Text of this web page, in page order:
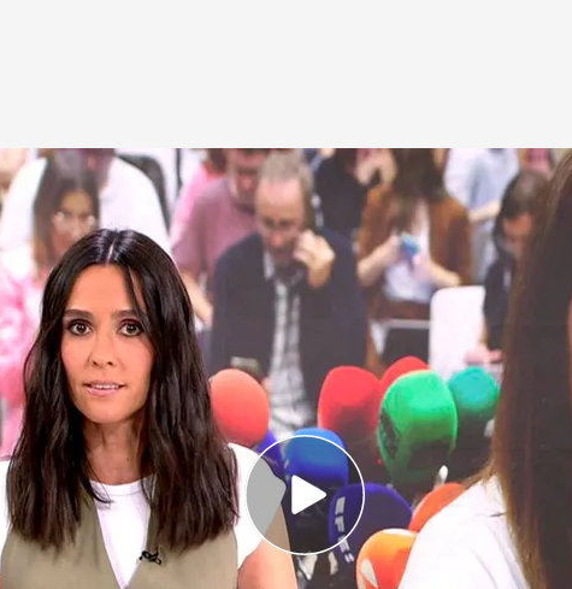
Leire Díez se convierte en un tumulto ante la
Aldama y Dolset
se suspende en Gaza por los ataques israelíes
con Víctor de Aldama